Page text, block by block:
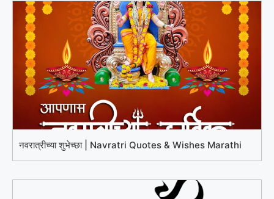
नवरात्रीच्या शुभेच्छा | Navratri Quotes & Wishes Marathi